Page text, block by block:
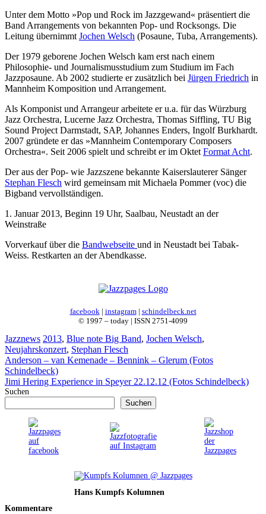
Unter dem Motto »Pop und Rock im Jazzgewand« präsentiert die
Band Arrangements von bekannten Pop- und Rocksongs. Die
Leitung übernimmt Jochen Welsch (Posaune, Tuba, Arrangements).
Der 1979 geborene Jochen Welsch kam erst nach einem
Philosophie- und Journalismusstudium zum Studium im Fach
Jazzposaune. Ab 2002 studierte er zusätzlich bei Jürgen Friedrich in
Mannheim Komposition und Arrangement.
Als Komponist und Arrangeur arbeitete er u.a. für das Würzburg
Jazz Orchestra, Lucerne Jazz Orchestra, Thomas Siffling, TU Big
Sound Project Darmstadt, SAP, Johannes Enders, Ingolf Burkhardt.
2007 gründete er das »Mannheim Contemporary Composers
Orchestra«. Seit 2006 spielt und schreibt er im Oktet Format Acht.
Der aus der Pop- wie Jazzszene bekannte Kaiserslauterer Sänger
Stephan Flesch wird gemeinsam mit Michaela Pommer (voc) die
Bigband vervollständigen.
1. Januar 2013, Beginn 19 Uhr, Saalbau, Neustadt an der
Weinstraße
Vorverkauf über die Bandwebseite und in Neustadt bei Tabak-
Weiss. Restkarten an der Abendkasse.
facebook | instagram| schindelbeck.net
© 1997 – today | ISSN 2751-4099
Kategorien
Jazznews Schlagwörter
2013, Blue note Big Band, Jochen Welsch,
Neujahrskonzert, Stephan Flesch
Anderson – van Kemenade – Bennink – Glerum (Fotos
Schindelbeck)
Jimi Hering Experience in Speyer 22.12.12 (Fotos Schindelbeck)
Suchen
Suchen
Hans Kumpfs Kolumnen
Kommentare